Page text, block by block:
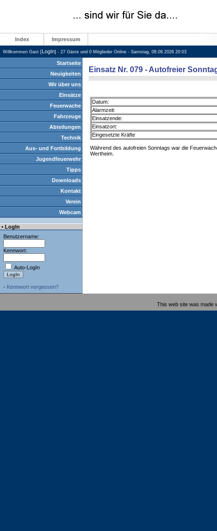
Index Impressum
Willkommen Gast [LogIn] - 27 Gäste und 0 Mitglieder Online - Samstag, 08.08.2026 20:03
Startseite
Neuigkeiten
Wir über uns
Einsätze
Feuerwache
Fahrzeuge
Abteilungen
Technik
Aus- und Fortbildung
Jugendfeuerwehr
Tipps
Downloads
Kontakt
Verein
Webcam
• LogIn
Benutzername:
Kennwort:
Auto-LogIn
- Kennwort vergessen?
Einsatz Nr. 079 - Autofreier
Datum:
Alarmzeit:
Einsatzende:
Einsatzort:
Eingesetzte Kräfte
Während des autofreien Sonntags war die
Wertheim.
This web site was made